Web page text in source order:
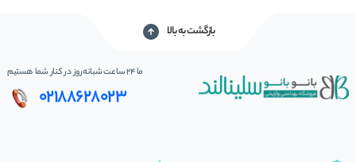
بازگشت به بالا
ما 24 ساعت شبانه‌روز در کنار شما هستیم
02188628023